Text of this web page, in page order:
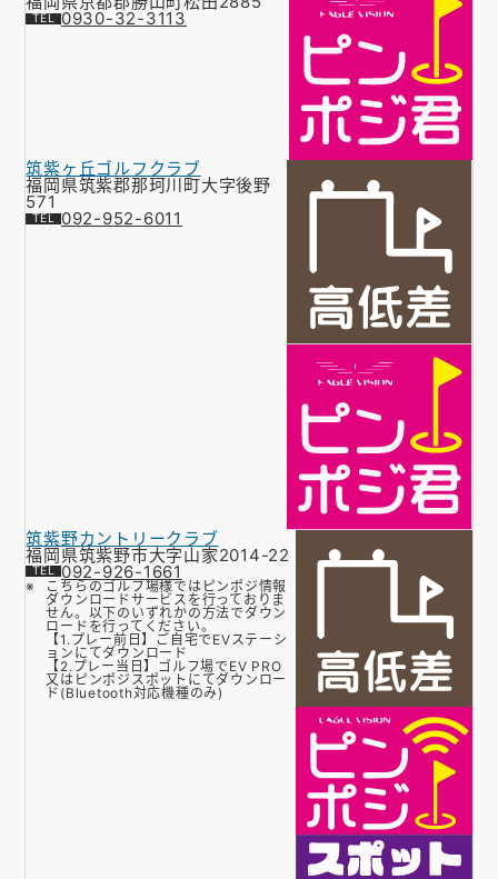
0930-32-3113
筑紫ヶ丘ゴルフクラブ
福岡県筑紫郡那珂川町大字後野
571
092-952-6011
筑紫野カントリークラブ
福岡県筑紫野市大字山家2014-22
092-926-1661
こちらのゴルフ場様ではピンポジ情報
ダウンロードサービスを行っておりま
せん。以下のいずれかの方法でダウン
ロードを行ってください。
【1.プレー前日】ご自宅でEVステーシ
ョンにてダウンロード
【2.プレー当日】ゴルフ場でEV PRO
又はピンポジスポットにてダウンロー
ド(Bluetooth対応機種のみ)